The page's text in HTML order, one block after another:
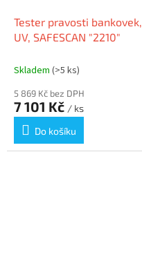
Tester pravosti bankovek,
UV, SAFESCAN "2210"
Skladem (>5 ks)
5 869 Kč bez DPH
7 101 Kč / ks
Do košíku